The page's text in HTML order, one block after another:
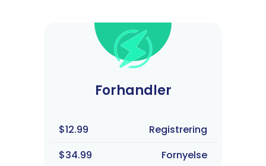
Forhandler
$12.99
Registrering
$34.99
Fornyelse